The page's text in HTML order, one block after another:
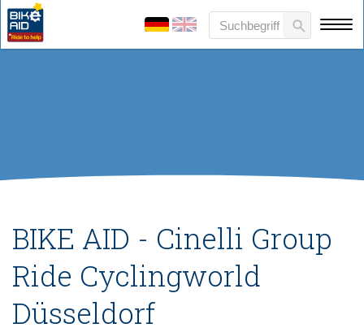
BIKE AID - Cinelli Group
Ride Cyclingworld
Düsseldorf